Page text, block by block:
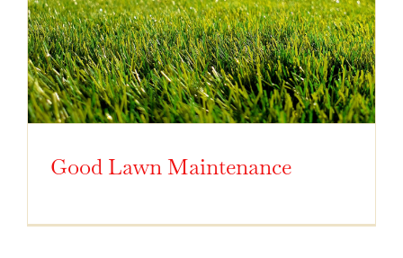
Good Lawn Maintenance